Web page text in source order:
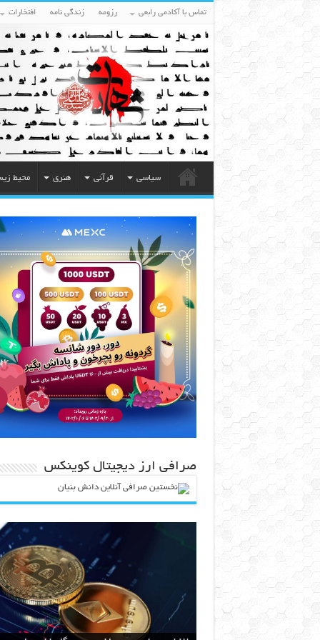
تماس با آکادمی رابعی رزومه زندگی نامه افتخارات
سیاسی قرآنی هنری محیط
صرافی ارز دیجیتال کوینکس